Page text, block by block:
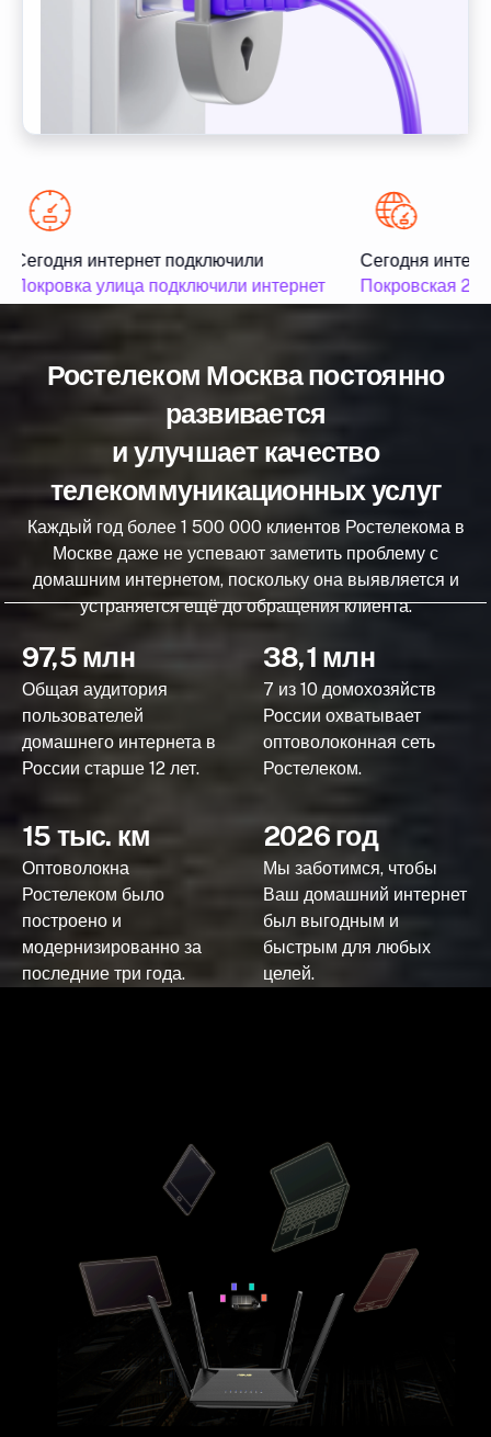
Сегодня интернет подключили
Покровка улица подключили интернет
Сегодня
Покровская 2
Ростелеком Москва постоянно
развивается
и улучшает качество
телекоммуникационных услуг
Каждый год более 1 500 000 клиентов Ростелекома в
Москве даже не успевают заметить проблему с
домашним интернетом, поскольку она выявляется и
устраняется ещё до обращения клиента.
97,5 млн
Общая аудитория
пользователей
домашнего интернета в
России старше 12 лет.
38,1 млн
7 из 10 домохозяйств
России охватывает
оптоволоконная сеть
Ростелеком.
15 тыс. км
Оптоволокна
Ростелеком было
построено и
модернизированно за
последние три года.
2026 год
Мы заботимся, чтобы
Ваш домашний интернет
был выгодным и
быстрым для любых
целей.